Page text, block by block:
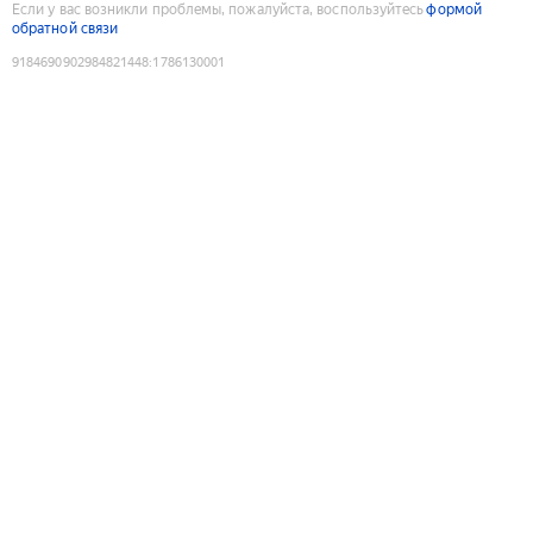
Если у вас возникли проблемы, пожалуйста, воспользуйтесьформой
обратной связи
9184690902984821448:1786130001